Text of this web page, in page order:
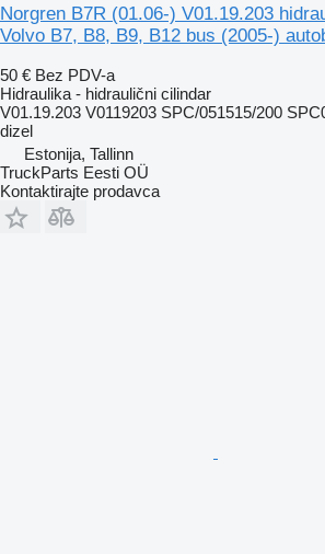
Norgren B7R (01.06-) V01.19.203
Volvo B7, B8, B9, B12 bus (2005-)
50 € Bez PDV-a
Hidraulika - hidraulični cilindar
V01.19.203 V0119203 SPC/051515/200
dizel
Estonija, Tallinn
TruckParts Eesti OÜ
Kontaktirajte prodavca